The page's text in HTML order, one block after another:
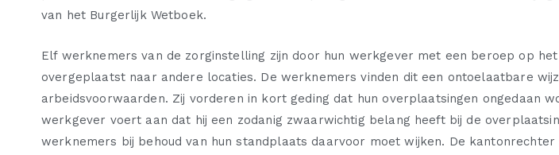
van het Burgerlijk Wetboek.
Elf werknemers van de zorginstelling zijn door hun werkgever met een beroep op het
overgeplaatst naar andere locaties. De werknemers vinden dit een ontoelaatbare
arbeidsvoorwaarden. Zij vorderen in kort geding dat hun overplaatsingen ongedaan
werkgever voert aan dat hij een zodanig zwaarwichtig belang heeft bij de
werknemers bij behoud van hun standplaats daarvoor moet wijken. De